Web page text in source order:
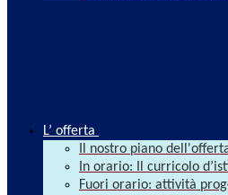
L’ offerta
Il nostro piano
In orario: Il curricolo
Fuori orario: attività